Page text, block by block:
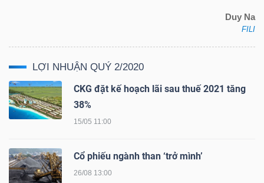
Duy Na
FILI
LỢI NHUẬN QUÝ 2/2020
CKG đặt kế hoạch lãi sau thuế 2021 tăng
38%
15/05 11:00
Cổ phiếu ngành than ‘trở mình’
26/08 13:00
NGUYÊN